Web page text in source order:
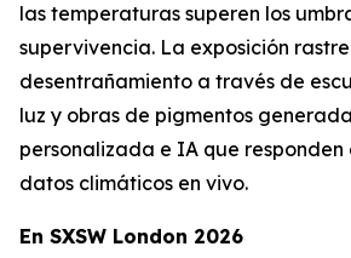
las temperaturas superen los
supervivencia. La exposición
desentrañamiento a través de
luz y obras de pigmentos
personalizada e IA que responden
datos climáticos en vivo.
En SXSW London 2026